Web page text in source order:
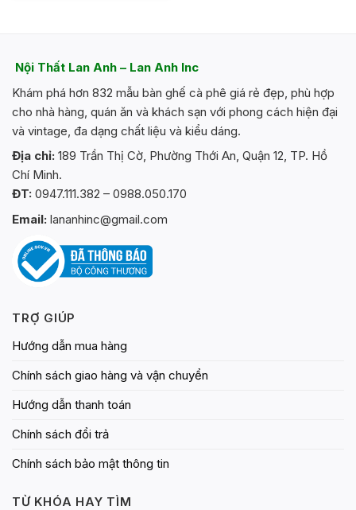
nhiều
biến
thể.
Các
tùy
có
thể
được
trên
trang
sản
phẩm
Nội Thất Lan Anh – Lan Anh Inc
Khám phá hơn 832 mẫu bàn ghế cà phê giá rẻ đẹp, phù hợp
cho nhà hàng, quán ăn và khách sạn với phong cách hiện đại
và vintage, đa dạng chất liệu và kiểu dáng.
Địa chỉ: 189 Trần Thị Cờ, Phường Thới An, Quận 12, TP. Hồ
Chí Minh.
ĐT: 0947.111.382 – 0988.050.170
Email: lananhinc@gmail.com
TRỢ GIÚP
Hướng dẫn mua hàng
Chính sách giao hàng và vận chuyển
Hướng dẫn thanh toán
Chính sách đổi trả
Chính sách bảo mật thông tin
TỪ KHÓA HAY TÌM